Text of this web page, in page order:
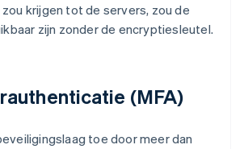
krijgen tot de servers, zou de
zijn zonder de encryptiesleutel.
(MFA)
toe door meer dan